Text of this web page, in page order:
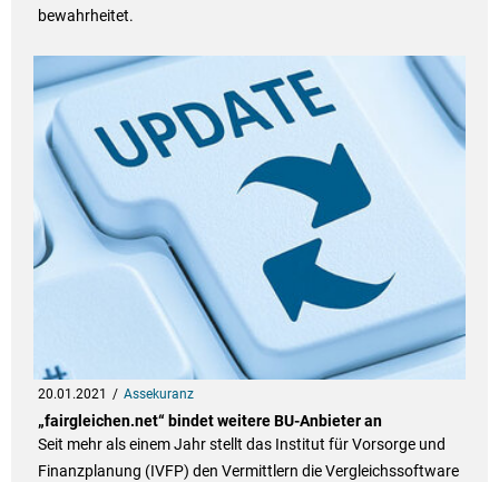
bewahrheitet.
20.01.2021 Assekuranz
„fairgleichen.net“ bindet weitere BU-Anbieter an
Seit mehr als einem Jahr stellt das Institut für Vorsorge und
Finanzplanung (IVFP) den Vermittlern die Vergleichssoftware